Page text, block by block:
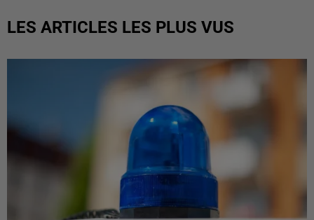
LES ARTICLES LES PLUS VUS